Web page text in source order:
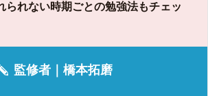
られない時期ごとの勉強法もチェッ
監修者｜橋本拓磨